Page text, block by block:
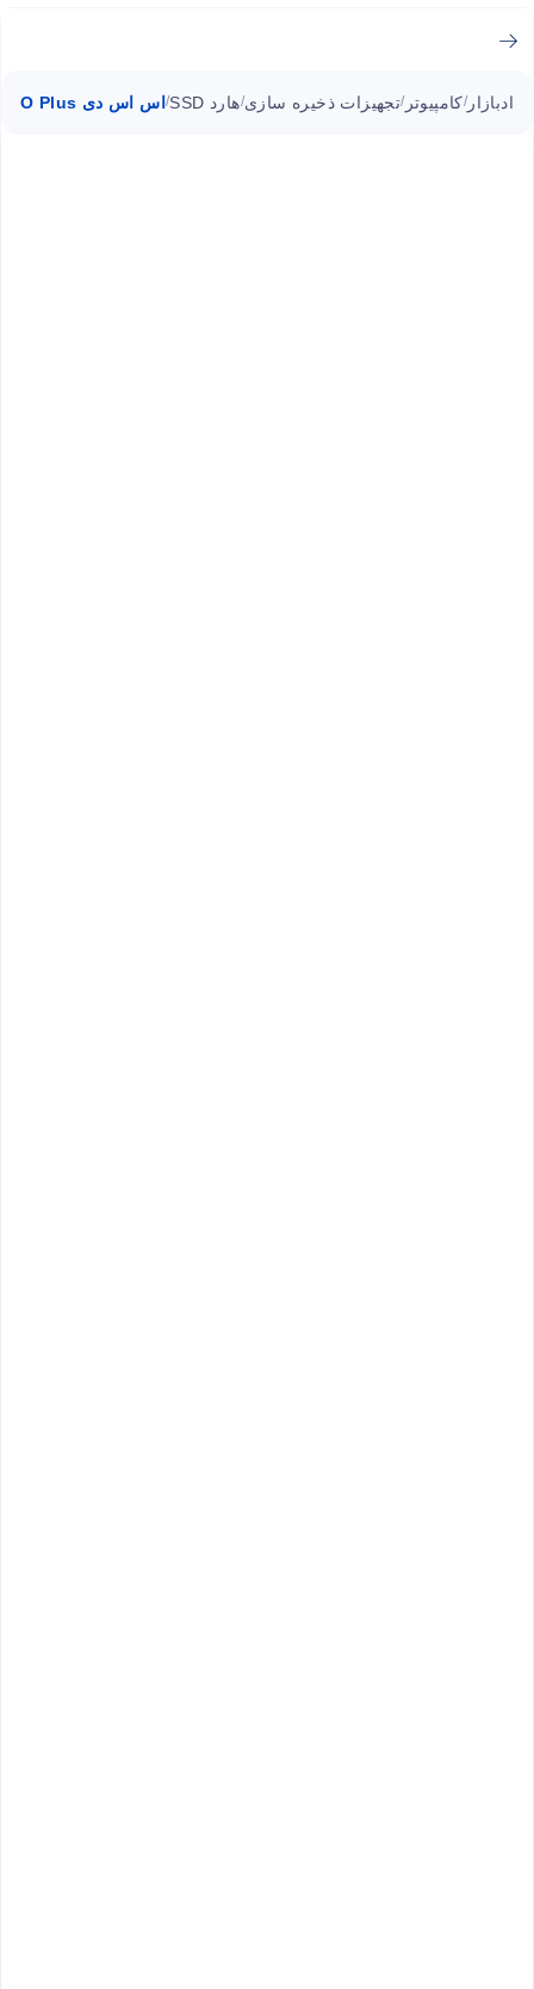
ادبازار /کامپیوتر /تجهیزات ذخیره سازی/هارد SSD /اس اس دی 970EVO Plus اینترنال M.2 سامسونگ ۱ ترابایت